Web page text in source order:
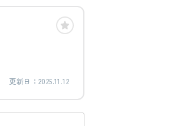
更新日： 2025.11.12